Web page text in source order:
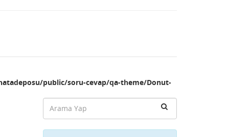
public/soru-cevap/qa-theme/Donut-